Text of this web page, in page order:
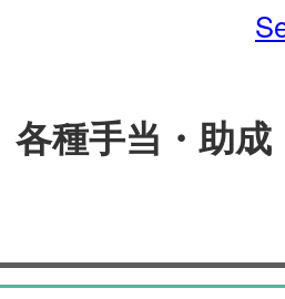
各種手当・助成